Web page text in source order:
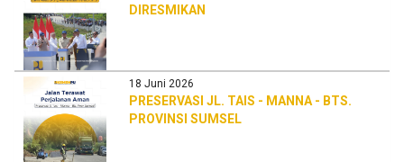
DIRESMIKAN
18 Juni 2026
PRESERVASI JL. TAIS - MANNA - BTS.
PROVINSI SUMSEL